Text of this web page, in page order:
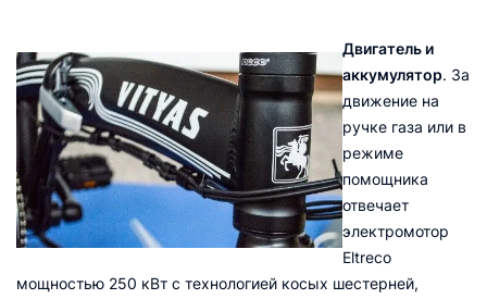
Двигатель и
аккумулятор. За
движение на
ручке газа или в
режиме
помощника
отвечает
электромотор
Eltreco
мощностью 250 кВт с технологией косых шестерней,